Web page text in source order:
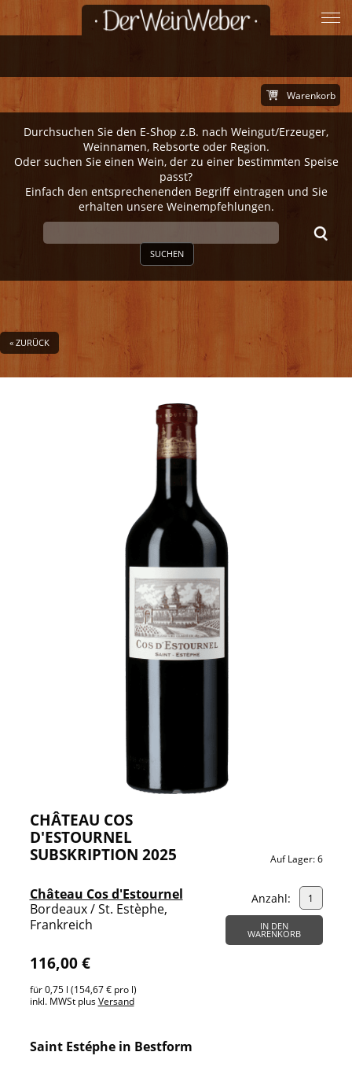
Durchsuchen Sie den E-Shop z.B. nach Weingut/Erzeuger,
Weinnamen, Rebsorte oder Region.
Oder suchen Sie einen Wein, der zu einer bestimmten Speise
passt?
Einfach den entsprechenenden Begriff eintragen und Sie
erhalten unsere Weinempfehlungen.
SUCHEN
Warenkorb
« ZURÜCK
CHÂTEAU COS
D'ESTOURNEL
SUBSKRIPTION 2025
Château Cos d'Estournel
Bordeaux / St. Estèphe,
Frankreich
116,00 €
für 0,75 l (154,67 € pro l)
inkl. MWSt plusVersand
Auf Lager:6
Anzahl:
IN DEN
WARENKORB
Saint Estéphe in Bestform